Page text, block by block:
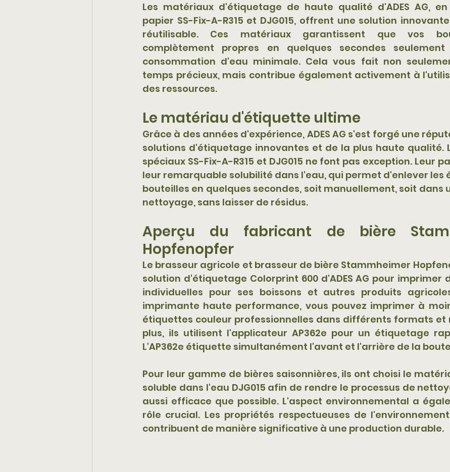
Les matériaux d'étiquetage de haute qualité d'ADES AG,
papier SS-Fix-A-R315 et DJG015, offrent une solution
réutilisable. Ces matériaux garantissent que vos
complètement propres en quelques secondes
consommation d'eau minimale. Cela vous fait non
temps précieux, mais contribue également activement à
des ressources.
Le matériau d'étiquette ultime
Grâce à des années d'expérience, ADES AG s'est forgé une
solutions d'étiquetage innovantes et de la plus haute qualité.
spéciaux SS-Fix-A-R315 et DJG015 ne font pas exception. Leur
leur remarquable solubilité dans l'eau, qui permet d'enlever les
bouteilles en quelques secondes, soit manuellement, soit dans
nettoyage, sans laisser de résidus.
Aperçu du fabricant de bière
Hopfenopfer
Le brasseur agricole et brasseur de bière Stammheimer
solution d'étiquetage Colorprint 600 d'ADES AG pour imprimer
individuelles pour ses boissons et autres produits
imprimante haute performance, vous pouvez imprimer à
étiquettes couleur professionnelles dans différents formats et
plus, ils utilisent l'applicateur AP362e pour un étiquetage
L'AP362e étiquette simultanément l'avant et l'arrière de la
Pour leur gamme de bières saisonnières, ils ont choisi le
soluble dans l'eau DJG015 afin de rendre le processus de
aussi efficace que possible. L'aspect environnemental a
rôle crucial. Les propriétés respectueuses de
contribuent de manière significative à une production durable.